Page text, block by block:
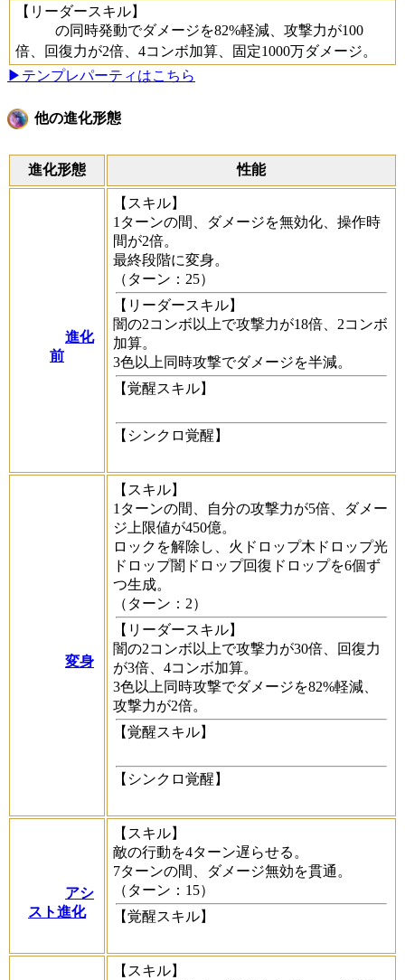
【リーダースキル】
の同時発動でダメージを82%軽減、攻撃力が100
倍、回復力が2倍、4コンボ加算、固定1000万ダメージ。
▶テンプレパーティはこちら
他の進化形態
進化形態 性能
進化
前
【スキル】
1ターンの間、ダメージを無効化、操作時
間が2倍。
最終段階に変身。
（ターン：25）
【リーダースキル】
闇の2コンボ以上で攻撃力が18倍、2コンボ
加算。
3色以上同時攻撃でダメージを半減。
【覚醒スキル】
【シンクロ覚醒】
変身
【スキル】
1ターンの間、自分の攻撃力が5倍、ダメー
ジ上限値が450億。
ロックを解除し、火ドロップ木ドロップ光
ドロップ闇ドロップ回復ドロップを6個ず
つ生成。
（ターン：2）
【リーダースキル】
闇の2コンボ以上で攻撃力が30倍、回復力
が3倍、4コンボ加算。
3色以上同時攻撃でダメージを82%軽減、
攻撃力が2倍。
【覚醒スキル】
【シンクロ覚醒】
アシ
スト進化
【スキル】
敵の行動を4ターン遅らせる。
7ターンの間、ダメージ無効を貫通。
（ターン：15）
【覚醒スキル】
【スキル】